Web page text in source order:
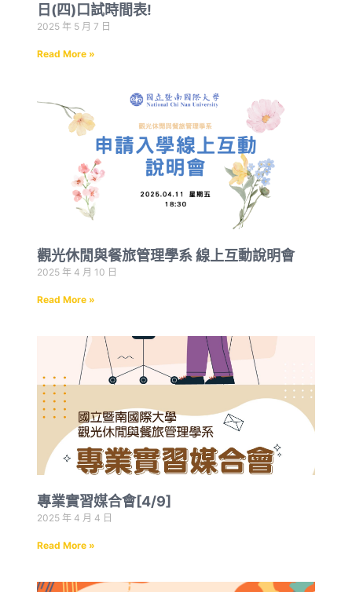
日(四)口試時間表!
2025 年 5 月 7 日
Read More »
觀光休閒與餐旅管理學系 線上互動說明會
2025 年 4 月 10 日
Read More »
專業實習媒合會[4/9]
2025 年 4 月 4 日
Read More »